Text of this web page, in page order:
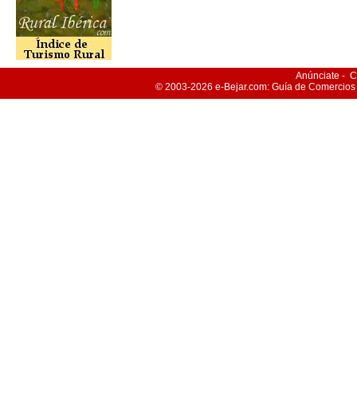
Anúnciate -
© 2003-2026 e-Bejar.com: Guía de